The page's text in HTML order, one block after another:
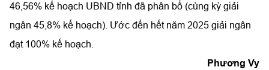
46,56% kế hoạch UBND tỉnh đã phân bổ (cùng kỳ giải
ngân 45,8% kế hoạch). Ước đến hết năm 2025 giải ngân
đạt 100% kế hoạch.
Phương Vy